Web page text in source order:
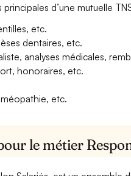
d’une mutuelle
etc.
dentaires, etc.
analyses médicales,
honoraires, etc.
etc.
le métier